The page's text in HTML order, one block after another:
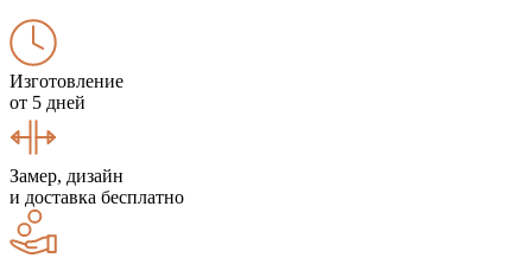
Изготовление
от 5 дней
Замер, дизайн
и доставка бесплатно